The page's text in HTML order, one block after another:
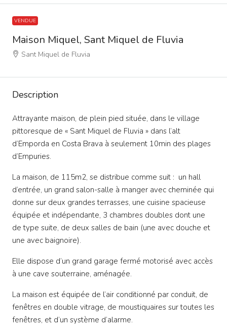
VENDUE
Maison Miquel, Sant Miquel de Fluvia
Sant Miquel de Fluvia
Description
Attrayante maison, de plein pied située, dans le village
pittoresque de « Sant Miquel de Fluvia » dans l’alt
d’Emporda en Costa Brava à seulement 10min des plages
d’Empuries.
La maison, de 115m2, se distribue comme suit : un hall
d’entrée, un grand salon-salle à manger avec cheminée qui
donne sur deux grandes terrasses, une cuisine spacieuse
équipée et indépendante, 3 chambres doubles dont une
de type suite, de deux salles de bain (une avec douche et
une avec baignoire).
Elle dispose d’un grand garage fermé motorisé avec accès
à une cave souterraine, aménagée.
La maison est équipée de l’air conditionné par conduit, de
fenêtres en double vitrage, de moustiquaires sur toutes les
fenêtres, et d’un système d’alarme.